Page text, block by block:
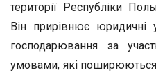
території Республіки
Він прирівнює юридичні
господарювання за
умовами, які поширюються